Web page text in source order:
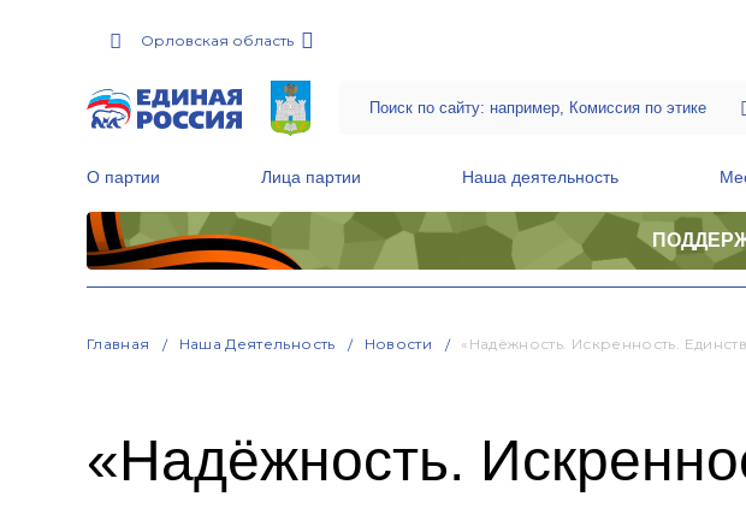
Орловская область
О партии Лица партии Наша деятельность
Главная Наша Деятельность Новости «Надёжность. Искренность.
«Надёжность.